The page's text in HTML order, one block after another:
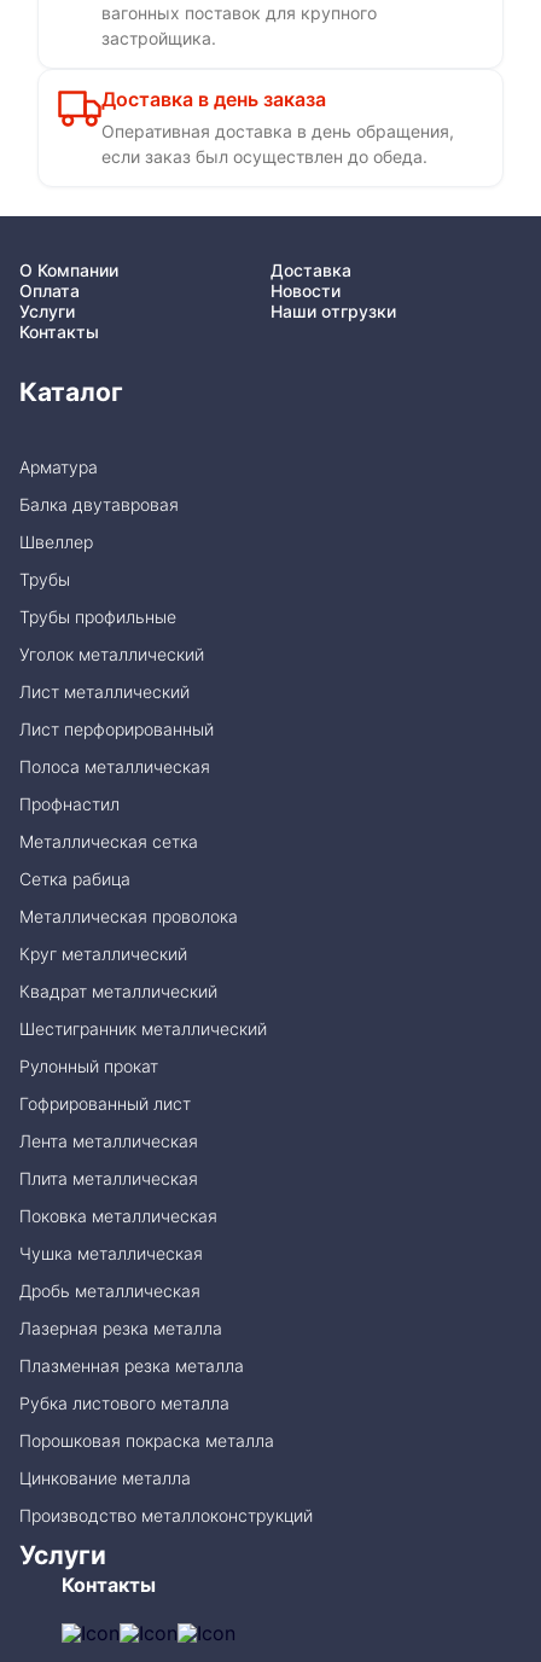
вагонных поставок для крупного
застройщика.
Доставка в день заказа
Оперативная доставка в день обращения,
если заказ был осуществлен до обеда.
О Компании
Доставка
Оплата
Новости
Услуги
Наши отгрузки
Контакты
Каталог
Арматура
Балка двутавровая
Швеллер
Трубы
Трубы профильные
Уголок металлический
Лист металлический
Лист перфорированный
Полоса металлическая
Профнастил
Металлическая сетка
Сетка рабица
Металлическая проволока
Круг металлический
Квадрат металлический
Шестигранник металлический
Рулонный прокат
Гофрированный лист
Лента металлическая
Плита металлическая
Поковка металлическая
Чушка металлическая
Дробь металлическая
Лазерная резка металла
Плазменная резка металла
Рубка листового металла
Порошковая покраска металла
Цинкование металла
Производство металлоконструкций
Услуги
Контакты